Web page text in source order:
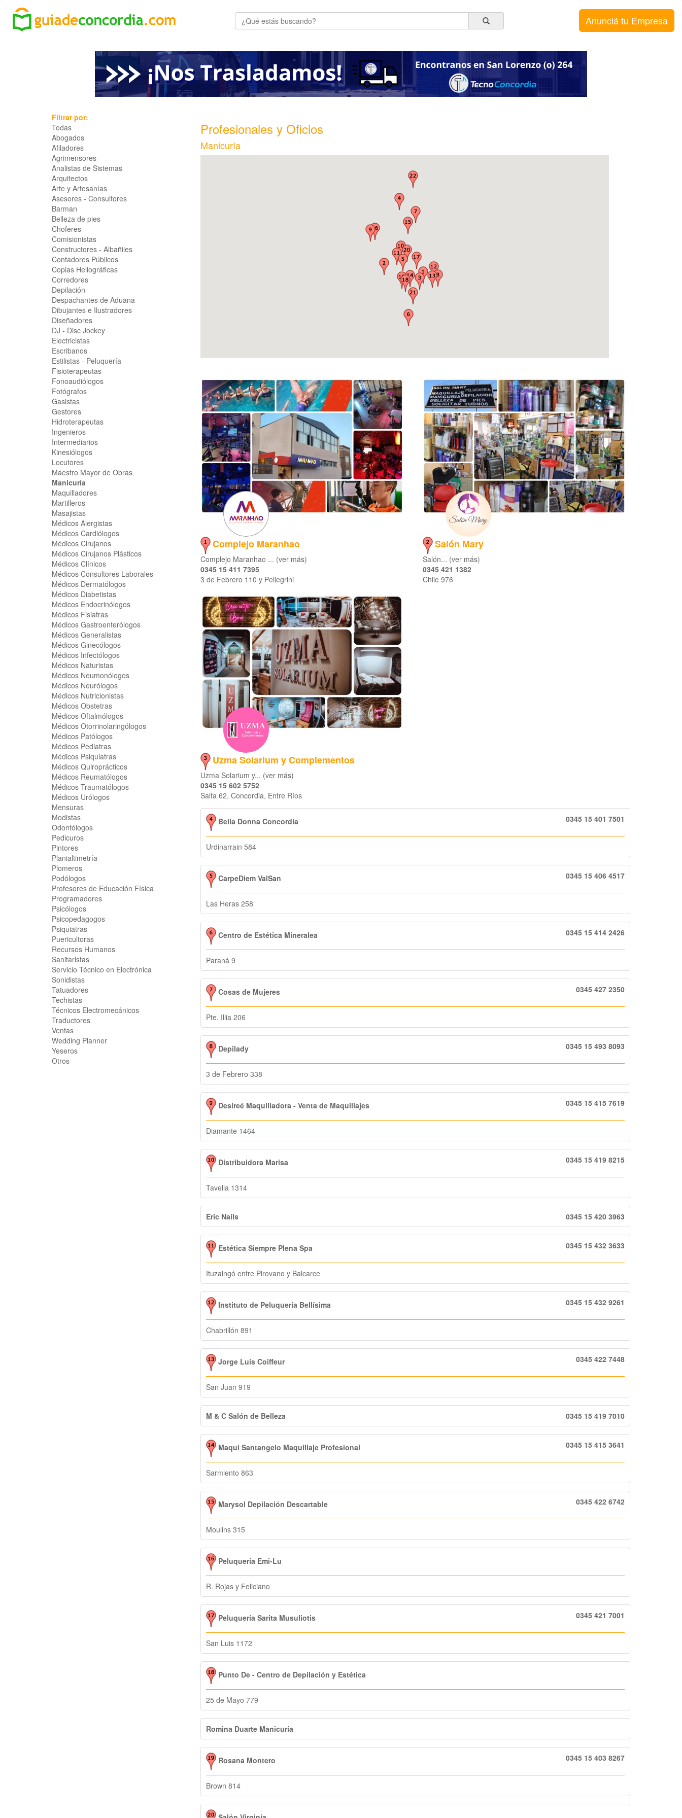
Anunciá tu Empresa
Filtrar por:
Todas
Abogados
Afiladores
Agrimensores
Analistas de Sistemas
Arquitectos
Arte y Artesanías
Asesores - Consultores
Barman
Belleza de pies
Choferes
Comisionistas
Constructores - Albañiles
Contadores Públicos
Copias Heliográficas
Corredores
Depilación
Despachantes de Aduana
Dibujantes e Ilustradores
Diseñadores
DJ - Disc Jockey
Electricistas
Escribanos
Estilistas - Peluquería
Fisioterapeutas
Fonoaudiólogos
Fotógrafos
Gasistas
Gestores
Hidroterapeutas
Ingenieros
Intermediarios
Kinesiólogos
Locutores
Maestro Mayor de Obras
Manicuría
Maquilladores
Martilleros
Masajistas
Médicos Alergistas
Médicos Cardiólogos
Médicos Cirujanos
Médicos Cirujanos Plásticos
Médicos Clínicos
Médicos Consultores Laborales
Médicos Dermatólogos
Médicos Diabetistas
Médicos Endocrinólogos
Médicos Fisiatras
Médicos Gastroenterólogos
Médicos Generalistas
Médicos Ginecólogos
Médicos Infectólogos
Médicos Naturistas
Médicos Neumonólogos
Médicos Neurólogos
Médicos Nutricionistas
Médicos Obstetras
Médicos Oftalmólogos
Médicos Otorrinolaringólogos
Médicos Patólogos
Médicos Pediatras
Médicos Psiquiatras
Médicos Quiroprácticos
Médicos Reumatólogos
Médicos Traumatólogos
Médicos Urólogos
Mensuras
Modistas
Odontólogos
Pedicuros
Pintores
Planialtimetría
Plomeros
Podólogos
Profesores de Educación Física
Programadores
Psicólogos
Psicopedagogos
Psiquiatras
Puericultoras
Recursos Humanos
Sanitaristas
Servicio Técnico en Electrónica
Sonidistas
Tatuadores
Techistas
Técnicos Electromecánicos
Traductores
Ventas
Wedding Planner
Yeseros
Otros
Profesionales y Oficios
Manicuría
Complejo Maranhao
Complejo Maranhao ... (ver más)
0345 15 411 7395
3 de Febrero 110 y Pellegrini
Salón Mary
Salón... (ver más)
0345 421 1382
Chile 976
Uzma Solarium y Complementos
Uzma Solarium y... (ver más)
0345 15 602 5752
Salta 62, Concordia, Entre Ríos
Bella Donna Concordia 0345 15 401 7501
Urdinarrain 584
CarpeDiem ValSan 0345 15 406 4517
Las Heras 258
Centro de Estética Mineralea 0345 15 414 2426
Paraná 9
Cosas de Mujeres 0345 427 2350
Pte. Illia 206
Depilady 0345 15 493 8093
3 de Febrero 338
Desireé Maquilladora - Venta de Maquillajes 0345 15 415 7619
Diamante 1464
Distribuidora Marisa 0345 15 419 8215
Tavella 1314
Eric Nails 0345 15 420 3963
Estética Siempre Plena Spa 0345 15 432 3633
Ituzaingó entre Pirovano y Balcarce
Instituto de Peluquería Bellísima 0345 15 432 9261
Chabrillón 891
Jorge Luis Coiffeur 0345 422 7448
San Juan 919
M & C Salón de Belleza 0345 15 419 7010
Maqui Santangelo Maquillaje Profesional 0345 15 415 3641
Sarmiento 863
Marysol Depilación Descartable 0345 422 6742
Moulins 315
Peluquería Emi-Lu
R. Rojas y Feliciano
Peluquería Sarita Musuliotis 0345 421 7001
San Luis 1172
Punto De - Centro de Depilación y Estética
25 de Mayo 779
Romina Duarte Manicuría
Rosana Montero 0345 15 403 8267
Brown 814